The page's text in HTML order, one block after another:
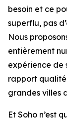
besoin et ce
superflu, pas
Nous
entièrement
expérience de
rapport
grandes villes
Et Soho n’est